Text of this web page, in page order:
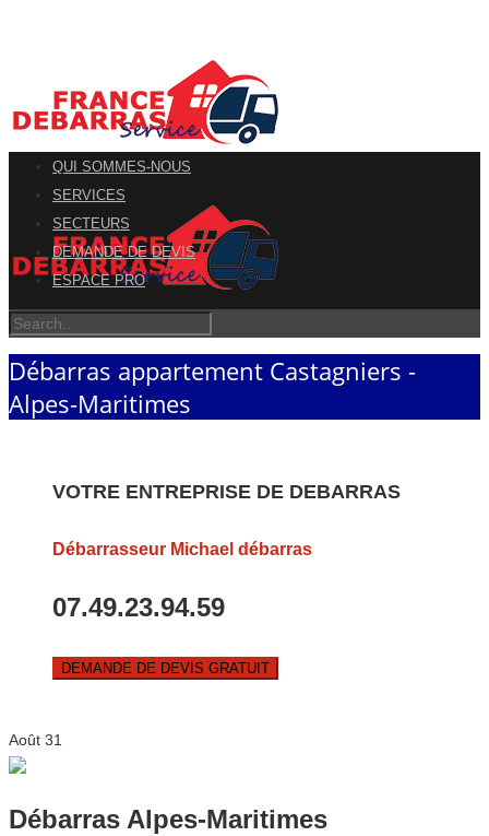
QUI SOMMES-NOUS
SERVICES
SECTEURS
DEMANDE DE DEVIS
ESPACE PRO
Débarras appartement Castagniers -
Alpes-Maritimes
VOTRE ENTREPRISE DE DEBARRAS
Débarrasseur Michael débarras
07.49.23.94.59
DEMANDE DE DEVIS GRATUIT
Août 31
Débarras Alpes-Maritimes